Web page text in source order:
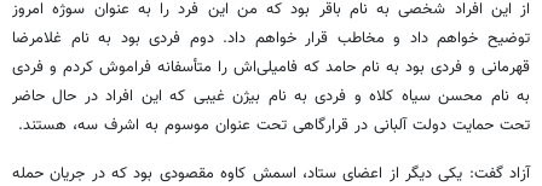
از این افراد شخصی به نام باقر بود که من این فرد را به عنوان سوژه امروز
توضیح خواهم داد و مخاطب قرار خواهم داد. دوم فردی بود به نام غلامرضا
قهرمانی و فردی بود به نام حامد که فامیلی‌اش را متأسفانه فراموش کردم و فردی
به نام محسن سیاه کلاه و فردی به نام بیژن غیبی که این افراد در حال حاضر
تحت حمایت دولت آلبانی در قرارگاهی تحت عنوان موسوم به اشرف سه، هستند.
آزاد گفت: یکی دیگر از اعضای ستاد، اسمش کاوه مقصودی بود که در جریان حمله